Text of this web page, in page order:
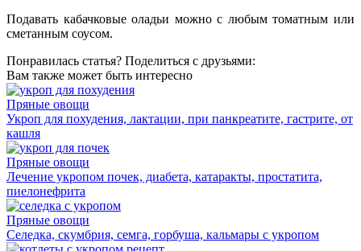
Подавать кабачковые оладьи можно с любым томатным или
сметанным соусом.
Понравилась статья? Поделиться с друзьями:
Вам также может быть интересно
Пряные овощи
Укроп для похудения, лактации, при панкреатите, гастрите, от
кашля
Пряные овощи
Лечение укропом почек, диабета, катаракты, простатита,
пиелонефрита
Пряные овощи
Селедка, скумбрия, семга, горбуша, кальмары с укропом